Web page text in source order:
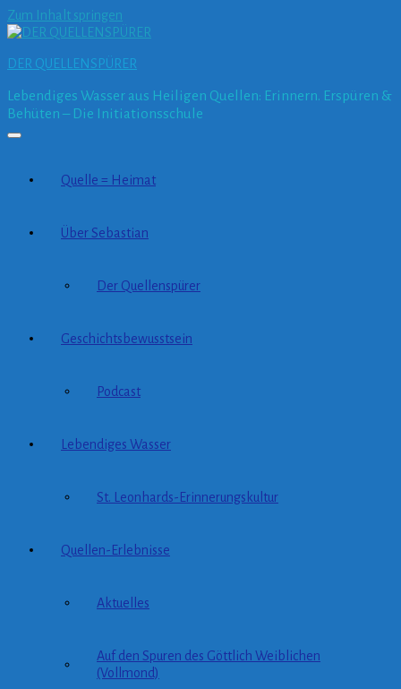
Zum Inhalt springen
DER QUELLENSPÜRER
Lebendiges Wasser aus Heiligen Quellen: Erinnern. Erspüren &
Behüten – Die Initiationsschule
Quelle = Heimat
Über Sebastian
Der Quellenspürer
Geschichtsbewusstsein
Podcast
Lebendiges Wasser
St. Leonhards-Erinnerungskultur
Quellen-Erlebnisse
Aktuelles
Auf den Spuren des Göttlich Weiblichen
(Vollmond)